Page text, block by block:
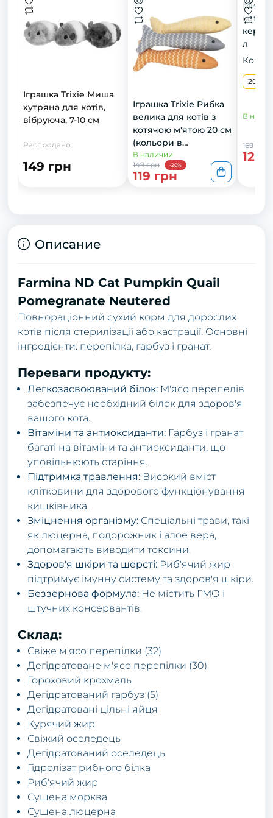
Іграшка Trixie Миша
хутряна для котів,
вібруюча, 7-10 см
Распродано
149 грн
Іграшка Trixie Рибка
велика для котів з
котячою м'ятою 20 см
(кольори в
асортименті)
В наличии
149 грн
-20%
119 грн
Миска
котів,
л
200
В
169 грн
129
Описание
Farmina ND Cat Pumpkin Quail
Pomegranate Neutered
Повнораціонний сухий корм для дорослих
котів після стерилізації або кастрації. Основні
інгредієнти: перепілка, гарбуз і гранат.
Переваги продукту:
Легкозасвоюваний білок: М'ясо перепелів
забезпечує необхідний білок для здоров'я
вашого кота.
Вітаміни та антиоксиданти: Гарбуз і гранат
багаті на вітаміни та антиоксиданти, що
уповільнюють старіння.
Підтримка травлення: Високий вміст
клітковини для здорового функціонування
кишківника.
Зміцнення організму: Спеціальні трави, такі
як люцерна, подорожник і алое вера,
допомагають виводити токсини.
Здоров'я шкіри та шерсті: Риб'ячий жир
підтримує імунну систему та здоров'я шкіри.
Беззернова формула: Не містить ГМО і
штучних консервантів.
Склад:
Свіже м'ясо перепілки (32)
Дегідратоване м'ясо перепілки (30)
Гороховий крохмаль
Дегідратований гарбуз (5)
Дегідратовані цільні яйця
Курячий жир
Свіжий оселедець
Дегідратований оселедець
Гідролізат рибного білка
Риб'ячий жир
Сушена морква
Сушена люцерна